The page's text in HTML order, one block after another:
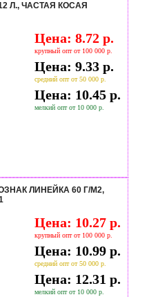
Л., ЧАСТАЯ КОСАЯ
Цена: 8.72 р.
крупный опт от 100 000 р.
Цена: 9.33 р.
средний опт от 50 000 р.
Цена: 10.45 р.
мелкий опт от 10 000 р.
ЛИНЕЙКА 60 Г/М2,
Цена: 10.27 р.
крупный опт от 100 000 р.
Цена: 10.99 р.
средний опт от 50 000 р.
Цена: 12.31 р.
мелкий опт от 10 000 р.